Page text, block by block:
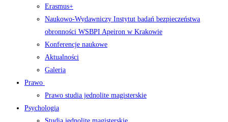
Erasmus+
Naukowo-Wydawniczy Instytut badań bezpieczeństwa
obronności WSBPI Apeiron w Krakowie
Konferencje naukowe
Aktualności
Galeria
Prawo
Prawo studia jednolite magisterskie
Psychologia